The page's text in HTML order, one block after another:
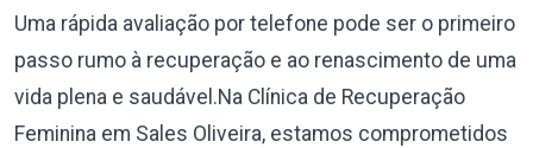
Uma rápida avaliação por telefone pode ser o primeiro
passo rumo à recuperação e ao renascimento de uma
vida plena e saudável.Na Clínica de Recuperação
Feminina em Sales Oliveira, estamos comprometidos